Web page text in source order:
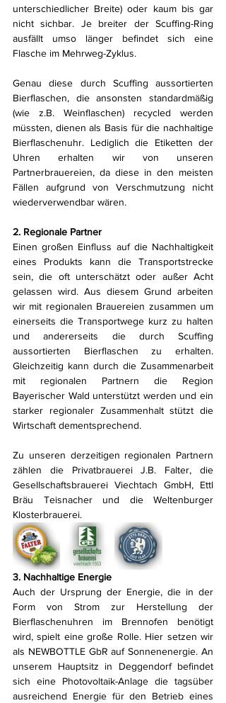
unterschiedlicher Breite) oder kaum bis gar
nicht sichbar. Je breiter der Scuffing-Ring
ausfällt umso länger befindet sich eine
Flasche im Mehrweg-Zyklus.
Genau diese durch Scuffing aussortierten
Bierflaschen, die ansonsten standardmäßig
(wie z.B. Weinflaschen) recycled werden
müssten, dienen als Basis für die nachhaltige
Bierflaschenuhr. Lediglich die Etiketten der
Uhren erhalten wir von unseren
Partnerbrauereien, da diese in den meisten
Fällen aufgrund von Verschmutzung nicht
wiederverwendbar wären.
2. Regionale Partner
Einen großen Einfluss auf die Nachhaltigkeit
eines Produkts kann die Transportstrecke
sein, die oft unterschätzt oder außer Acht
gelassen wird. Aus diesem Grund arbeiten
wir mit regionalen Brauereien zusammen um
einerseits die Transportwege kurz zu halten
und andererseits die durch Scuffing
aussortierten Bierflaschen zu erhalten.
Gleichzeitig kann durch die Zusammenarbeit
mit regionalen Partnern die Region
Bayerischer Wald unterstützt werden und ein
starker regionaler Zusammenhalt stützt die
Wirtschaft dementsprechend.
Zu unseren derzeitigen regionalen Partnern
zählen die Privatbrauerei J.B. Falter, die
Gesellschaftsbrauerei Viechtach GmbH, Ettl
Bräu Teisnacher und die Weltenburger
Klosterbrauerei.
3. Nachhaltige Energie
Auch der Ursprung der Energie, die in der
Form von Strom zur Herstellung der
Bierflaschenuhren im Brennofen benötigt
wird, spielt eine große Rolle. Hier setzen wir
als NEWBOTTLE GbR auf Sonnenenergie. An
unserem Hauptsitz in Deggendorf befindet
sich eine Photovoltaik-Anlage die tagsüber
ausreichend Energie für den Betrieb eines